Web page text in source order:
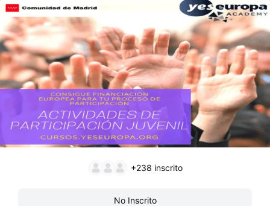
+238 inscrito
No Inscrito